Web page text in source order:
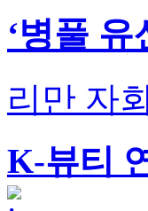
‘병풀
리만 자
K-뷰티